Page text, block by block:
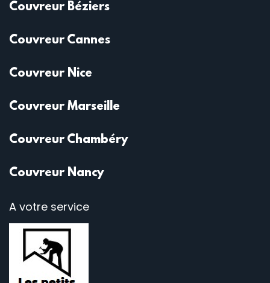
Couvreur Béziers
Couvreur Cannes
Couvreur Nice
Couvreur Marseille
Couvreur Chambéry
Couvreur Nancy
A votre service